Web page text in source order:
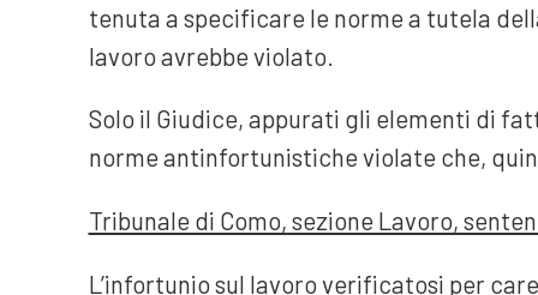
tenuta a specificare le norme a tutela
lavoro avrebbe violato.
Solo il Giudice, appurati gli elementi di
norme antinfortunistiche violate che,
Tribunale di Como, sezione Lavoro,
L’infortunio sul lavoro verificatosi per